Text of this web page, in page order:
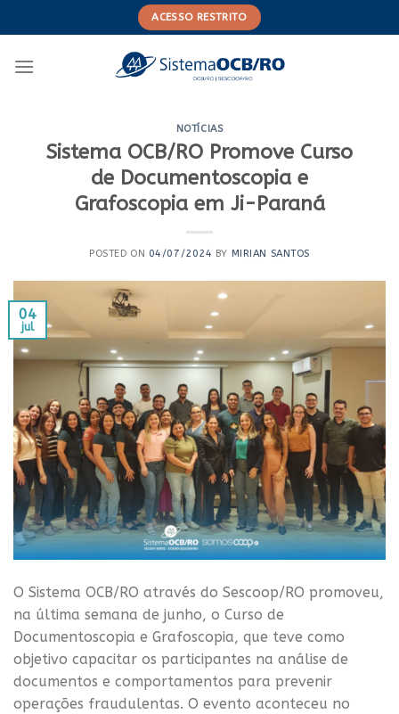
to
ACESSO RESTRITO
NOTÍCIAS
Sistema OCB/RO Promove Curso
de Documentoscopia e
Grafoscopia em Ji-Paraná
POSTED ON 04/07/2024 BY MIRIAN SANTOS
04
jul
O Sistema OCB/RO através do Sescoop/RO promoveu,
na última semana de junho, o Curso de
Documentoscopia e Grafoscopia, que teve como
objetivo capacitar os participantes na análise de
documentos e comportamentos para prevenir
operações fraudulentas. O evento aconteceu no